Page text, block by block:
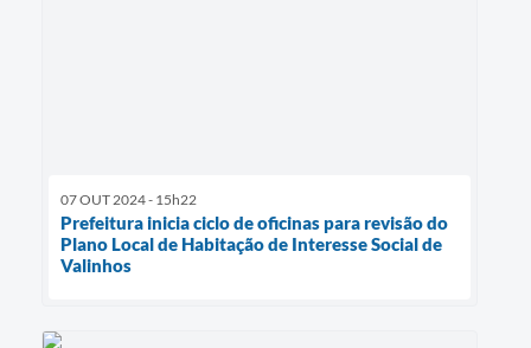
07 OUT 2024 - 15h22
Prefeitura inicia ciclo de oficinas para revisão do
Plano Local de Habitação de Interesse Social de
Valinhos